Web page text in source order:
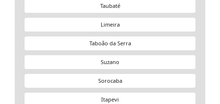
Taubaté
Limeira
Taboão da Serra
Suzano
Sorocaba
Itapevi